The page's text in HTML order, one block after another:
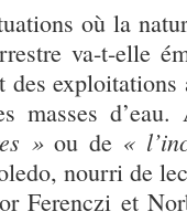
où la
va-t-elle
masses
»ou de «
nourri de
Ferenczi et